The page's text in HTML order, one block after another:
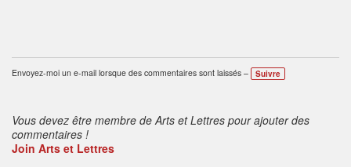
Envoyez-moi un e-mail lorsque des commentaires sont laissés – Suivre
Vous devez être membre de Arts et Lettres pour ajouter des
commentaires !
Join Arts et Lettres